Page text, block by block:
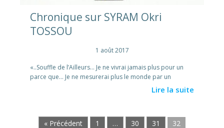
Chronique sur SYRAM Okri
TOSSOU
1 août 2017
«..Souffle de l’Ailleurs… Je ne vivrai jamais plus pour un
parce que… Je ne mesurerai plus le monde par un
Lire la suite
« Précédent 1 … 30 31 32